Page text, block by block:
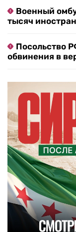
Военный
тысяч
Посольство
обвинения в